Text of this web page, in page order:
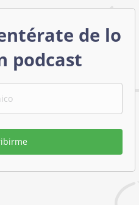
de lo
podcast